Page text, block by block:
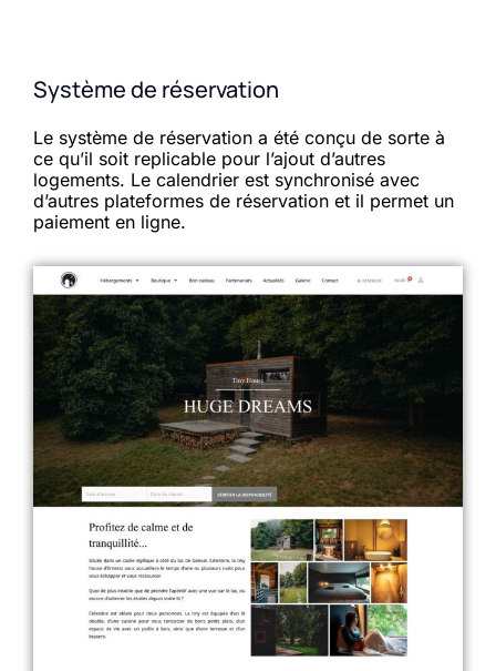
Système de réservation
Le système de réservation a été conçu de sorte à
ce qu’il soit replicable pour l’ajout d’autres
logements. Le calendrier est synchronisé avec
d’autres plateformes de réservation et il permet un
paiement en ligne.